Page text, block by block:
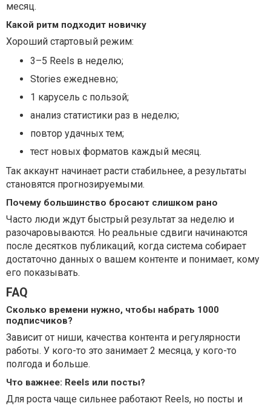
месяц.
Какой ритм подходит новичку
Хороший стартовый режим:
3–5 Reels в неделю;
Stories ежедневно;
1 карусель с пользой;
анализ статистики раз в неделю;
повтор удачных тем;
тест новых форматов каждый месяц.
Так аккаунт начинает расти стабильнее, а результаты
становятся прогнозируемыми.
Почему большинство бросают слишком рано
Часто люди ждут быстрый результат за неделю и
разочаровываются. Но реальные сдвиги начинаются
после десятков публикаций, когда система собирает
достаточно данных о вашем контенте и понимает, кому
его показывать.
FAQ
Сколько времени нужно, чтобы набрать 1000
подписчиков?
Зависит от ниши, качества контента и регулярности
работы. У кого-то это занимает 2 месяца, у кого-то
полгода и больше.
Что важнее: Reels или посты?
Для роста чаще сильнее работают Reels, но посты и